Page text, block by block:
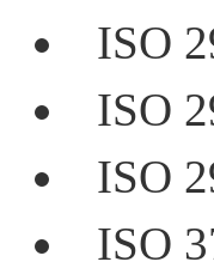
ISO
ISO
ISO
ISO